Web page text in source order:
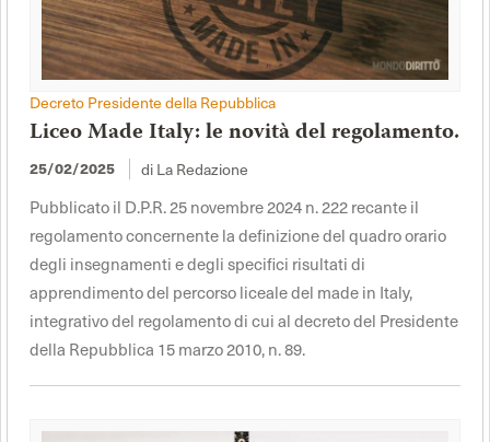
Decreto Presidente della Repubblica
Liceo Made Italy: le novità del regolamento.
25/02/2025 di La Redazione
Pubblicato il D.P.R. 25 novembre 2024 n. 222 recante il
regolamento concernente la definizione del quadro orario
degli insegnamenti e degli specifici risultati di
apprendimento del percorso liceale del made in Italy,
integrativo del regolamento di cui al decreto del Presidente
della Repubblica 15 marzo 2010, n. 89.